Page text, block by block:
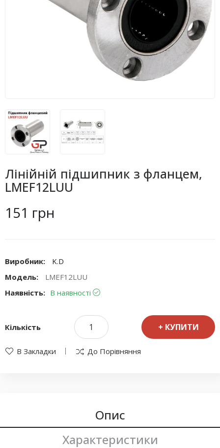
Лінійній підшипник з фланцем,
LMEF12LUU
151 грн
Виробник:
K.D
Модель:
LMEF12LUU
Наявність: В наявності
Кількість КУПИТИ
В Закладки До Порівняння
Опис
Характеристики